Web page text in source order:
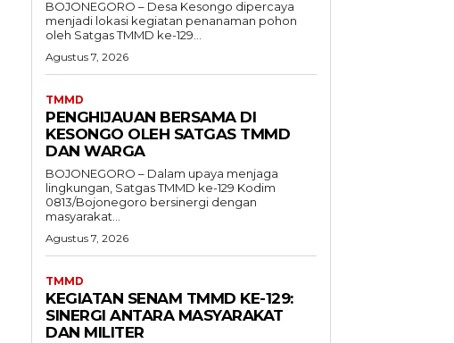
BOJONEGORO – Desa Kesongo dipercaya
menjadi lokasi kegiatan penanaman pohon
oleh Satgas TMMD ke-129...
Agustus 7, 2026
TMMD
PENGHIJAUAN BERSAMA DI
KESONGO OLEH SATGAS TMMD
DAN WARGA
BOJONEGORO – Dalam upaya menjaga
lingkungan, Satgas TMMD ke-129 Kodim
0813/Bojonegoro bersinergi dengan
masyarakat...
Agustus 7, 2026
TMMD
KEGIATAN SENAM TMMD KE-129:
SINERGI ANTARA MASYARAKAT
DAN MILITER